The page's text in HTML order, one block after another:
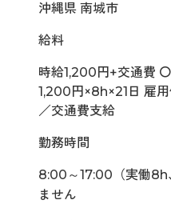
沖縄県 南城市
給料
時給1,200円+交通費
1,200円×8h×21日 雇
／交通費支給
勤務時間
8:00～17:00（実働8h
ません